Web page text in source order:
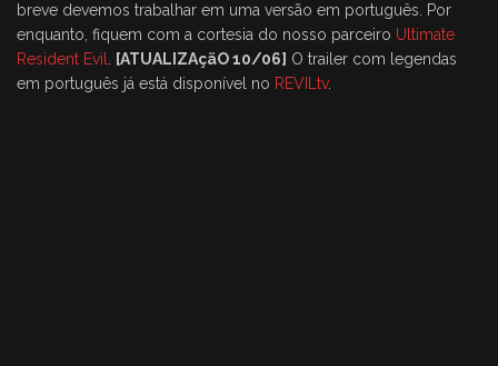
breve devemos trabalhar em uma versão em português. Por
enquanto, fiquem com a cortesia do nosso parceiro Ultimate
Resident Evil
[ATUALIZAçãO 10/06] O trailer com legendas
em português já está disponível no REVILtv.